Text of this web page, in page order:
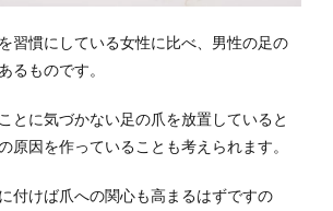
習慣にしている女性に比べ、男性の足の
るものです。
とに気づかない足の爪を放置していると
原因を作っていることも考えられます。
付けば爪への関心も高まるはずですの